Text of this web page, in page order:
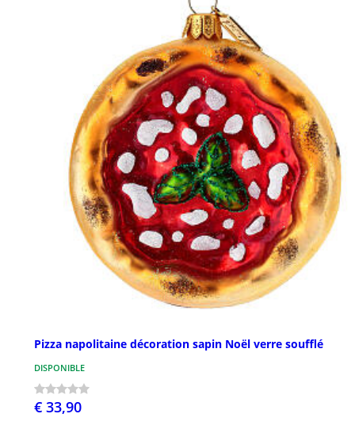
Pizza napolitaine décoration sapin Noël verre soufflé
DISPONIBLE
€ 33,90